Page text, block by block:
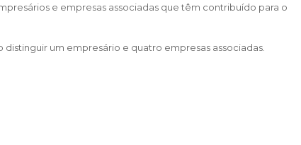
e empresas associadas que têm contribuído para o
um empresário e quatro empresas associadas.